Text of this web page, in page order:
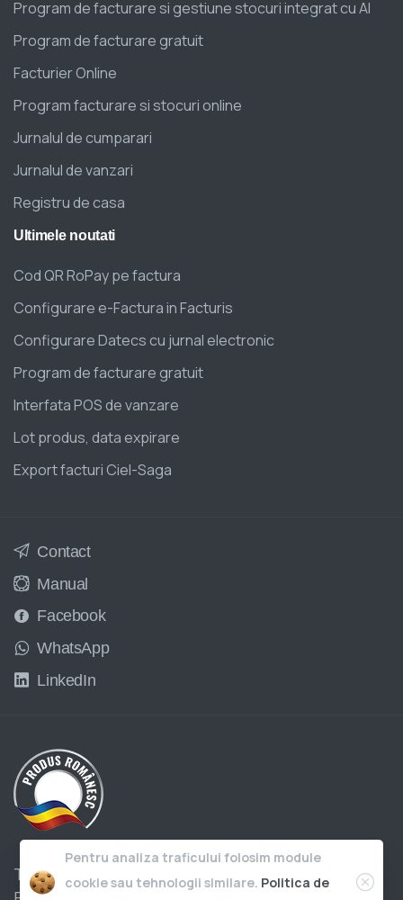
Program de facturare si gestiune stocuri integrat cu AI
Program de facturare gratuit
Facturier Online
Program facturare si stocuri online
Jurnalul de cumparari
Jurnalul de vanzari
Registru de casa
Ultimele noutati
Cod QR RoPay pe factura
Configurare e-Factura in Facturis
Configurare Datecs cu jurnal electronic
Program de facturare gratuit
Interfata POS de vanzare
Lot produs, data expirare
Export facturi Ciel-Saga
Contact
Manual
Facebook
WhatsApp
LinkedIn
Toate drepturile rezervate © 2006-2026
Pentru analiza traficului folosim module
cookie sau tehnologii similare. Politica de